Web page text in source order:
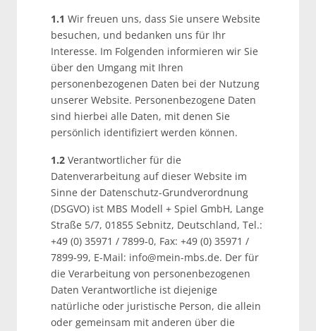
1.1 Wir freuen uns, dass Sie unsere Website
besuchen, und bedanken uns für Ihr
Interesse. Im Folgenden informieren wir Sie
über den Umgang mit Ihren
personenbezogenen Daten bei der Nutzung
unserer Website. Personenbezogene Daten
sind hierbei alle Daten, mit denen Sie
persönlich identifiziert werden können.
1.2 Verantwortlicher für die
Datenverarbeitung auf dieser Website im
Sinne der Datenschutz-Grundverordnung
(DSGVO) ist MBS Modell + Spiel GmbH, Lange
Straße 5/7, 01855 Sebnitz, Deutschland, Tel.:
+49 (0) 35971 / 7899-0, Fax: +49 (0) 35971 /
7899-99, E-Mail: info@mein-mbs.de. Der für
die Verarbeitung von personenbezogenen
Daten Verantwortliche ist diejenige
natürliche oder juristische Person, die allein
oder gemeinsam mit anderen über die